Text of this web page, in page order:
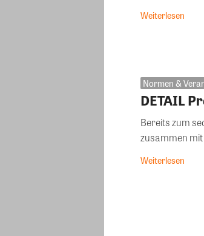
Weiterlesen
Normen &
DETAIL
Bereits zum
zusammen mit
Weiterlesen